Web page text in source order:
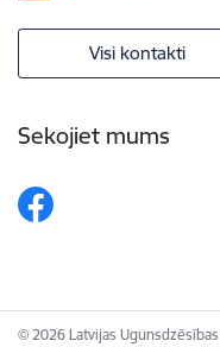
Visi kontakti
Sekojiet mums
© 2026 Latvijas